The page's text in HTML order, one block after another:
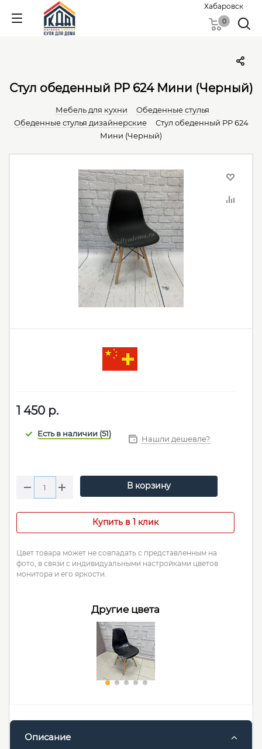
Хабаровск
0
Стул обеденный PP 624 Мини (Черный)
Мебель для кухни
Обеденные cтулья
Обеденные стулья дизайнерские
Стул обеденный PP 624
Мини (Черный)
1 450 р.
Нашли дешевле?
В корзину
Купить в 1 клик
Цвет товара может не совпадать с представленным на
фото, в связи с индивидуальными настройками цветов
монитора и его яркости.
Другие цвета
Описание